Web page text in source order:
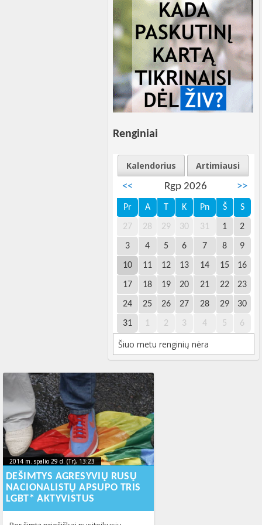
Renginiai
Kalendorius
Artimiausi
<<
Rgp 2026 >>
Pr A T K Pn Š S
27 28 29 30 31 1 2
3 4 5 6 7 8 9
10 11 12 13 14 15 16
17 18 19 20 21 22 23
24 25 26 27 28 29 30
31 1 2 3 4 5 6
Šiuo metu renginių nėra
2014 m. spalio 29 d. (Tr), 13:23
2014-10-29T13:23:53+00:00
2014 m. spalio 29 d. (Tr), 13:23
2014-10-
29T13:23:53+00:00
DEŠIMTYS AGRESYVIŲ RUSŲ
NACIONALISTŲ APSUPO TRIS
LGBT* AKTYVISTUS